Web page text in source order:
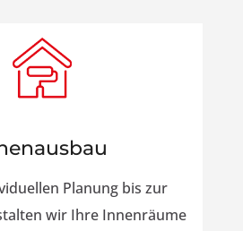
Planung bis zur
wir Ihre Innenräume